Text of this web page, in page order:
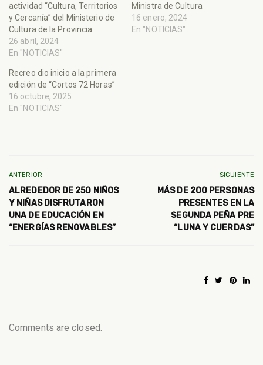
actividad “Cultura, Territorios
y Cercanía” del Ministerio de
Cultura de la Provincia
26 abril, 2024
En "NOTICIAS"
Ministra de Cultura
16 enero, 2024
En "NOTICIAS"
Recreo dio inicio a la primera
edición de “Cortos 72 Horas”
16 octubre, 2025
En "NOTICIAS"
ANTERIOR
ALREDEDOR DE 250 NIÑOS
Y NIÑAS DISFRUTARON
UNA DE EDUCACIÓN EN
“ENERGÍAS RENOVABLES”
SIGUIENTE
MÁS DE 2️00 PERSONAS
PRESENTES EN LA
SEGUNDA PEÑA PRE
“LUNA Y CUERDAS”
Comments are closed.